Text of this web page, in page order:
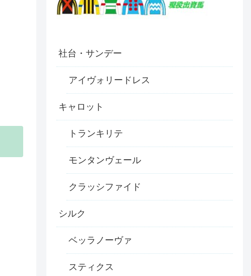
社台・サンデー
アイヴォリードレス
キャロット
トランキリテ
モンタンヴェール
クラッシファイド
シルク
ベッラノーヴァ
スティクス